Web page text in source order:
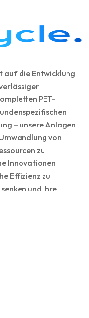
auf die Entwicklung
PET-
– unsere Anlagen
von
zu
Innovationen
Effizienz zu
und Ihre